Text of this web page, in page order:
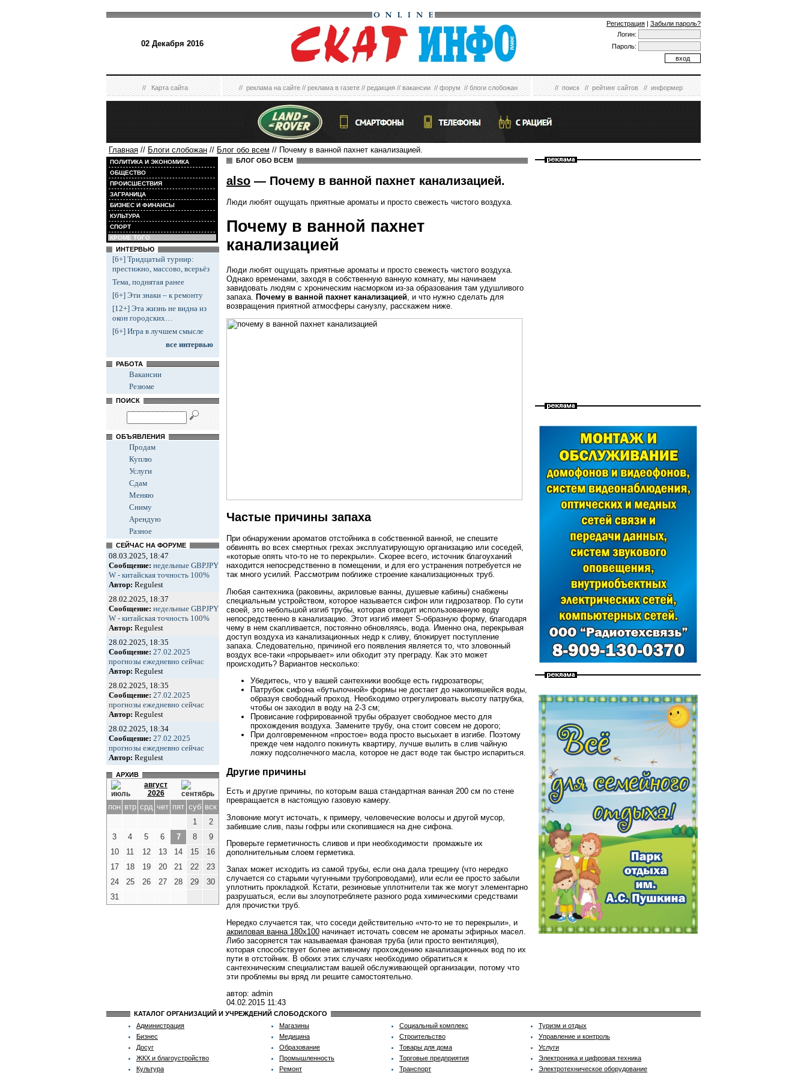
02 Декабря 2016
Регистрация | Забыли пароль?
Логин:
Пароль:
//Карта сайта //реклама на сайте//реклама в газете//редакция//вакансии//форум//блоги слобожан //поиск//рейтинг сайтов//информер
Главная // Блоги слобожан // Блог обо всем // Почему в ванной пахнет канализацией.
ПОЛИТИКА И ЭКОНОМИКА
ОБЩЕСТВО
ПРОИСШЕСТВИЯ
ЗАГРАНИЦА
БИЗНЕС И ФИНАНСЫ
КУЛЬТУРА
СПОРТ
КРОМЕ ТОГО
ИНТЕРВЬЮ
[6+] Тридцатый турнир:
престижно, массово, всерьёз
Тема, поднятая ранее
[6+] Эти знаки – к ремонту
[12+] Эта жизнь не видна из
окон городских…
[6+] Игра в лучшем смысле
все интервью
РАБОТА
Вакансии
Резюме
ПОИСК
ОБЪЯВЛЕНИЯ
Продам
Куплю
Услуги
Сдам
Меняю
Сниму
Арендую
Разное
СЕЙЧАС НА ФОРУМЕ
08.03.2025, 18:47
Сообщение: недельные GBPJPY
W - китайская точность 100%
Автор: Regulest
28.02.2025, 18:37
Сообщение: недельные GBPJPY
W - китайская точность 100%
Автор: Regulest
28.02.2025, 18:35
Сообщение: 27.02.2025
прогнозы ежедневно сейчас
Автор: Regulest
28.02.2025, 18:35
Сообщение: 27.02.2025
прогнозы ежедневно сейчас
Автор: Regulest
28.02.2025, 18:34
Сообщение: 27.02.2025
прогнозы ежедневно сейчас
Автор: Regulest
АРХИВ
август
2026
пон втр срд чет пят суб вск
1
2
3
4 5 6 7 8
9
10
11 12 13 14 15
16
17
18 19 20 21 22
23
24
25 26 27 28 29
30
31
БЛОГ ОБО ВСЕМ
also — Почему в ванной пахнет канализацией.
Люди любят ощущать приятные ароматы и просто свежесть чистого воздуха.
Почему в ванной пахнет
канализацией
Люди любят ощущать приятные ароматы и просто свежесть чистого воздуха.
Однако временами, заходя в собственную ванную комнату, мы начинаем
завидовать людям с хроническим насморком из-за образования там удушливого
запаха.
Почему в ванной пахнет канализацией , и что нужно сделать для
возвращения приятной атмосферы санузлу, расскажем ниже.
Частые причины запаха
При обнаружении ароматов отстойника в собственной ванной, не спешите
обвинять во всех смертных грехах эксплуатирующую организацию или соседей,
«которые опять что-то не то перекрыли». Скорее всего, источник благоуханий
находится непосредственно в помещении, и для его устранения потребуется не
так много усилий. Рассмотрим поближе строение канализационных труб.
Любая сантехника (раковины, акриловые ванны, душевые кабины) снабжены
специальным устройством, которое называется сифон или гидрозатвор. По сути
своей, это небольшой изгиб трубы, которая отводит использованную воду
непосредственно в канализацию. Этот изгиб имеет S-образную форму, благодаря
чему в нем скапливается, постоянно обновляясь, вода. Именно она, перекрывая
доступ воздуха из канализационных недр к сливу, блокирует поступление
запаха. Следовательно, причиной его появления является то, что зловонный
воздух все-таки «прорывает» или обходит эту преграду. Как это может
происходить? Вариантов несколько:
Убедитесь, что у вашей сантехники вообще есть гидрозатворы;
Патрубок сифона «бутылочной» формы не достает до накопившейся воды,
образуя свободный проход. Необходимо отрегулировать высоту патрубка,
чтобы он заходил в воду на 2-3 см;
Провисание гофрированной трубы образует свободное место для
прохождения воздуха. Замените трубу, она стоит совсем не дорого;
При долговременном «простое» вода просто высыхает в изгибе. Поэтому
прежде чем надолго покинуть квартиру, лучше вылить в слив чайную
ложку подсолнечного масла, которое не даст воде так быстро испариться.
Другие причины
Есть и другие причины, по которым ваша стандартная ванная 200 см по стене
превращается в настоящую газовую камеру.
Зловоние могут источать, к примеру, человеческие волосы и другой мусор,
забившие слив, пазы гофры или скопившиеся на дне сифона.
Проверьте герметичность сливов и при необходимости промажьте их
дополнительным слоем герметика.
Запах может исходить из самой трубы, если она дала трещину (что нередко
случается со старыми чугунными трубопроводами), или если ее просто забыли
уплотнить прокладкой. Кстати, резиновые уплотнители так же могут элементарно
разрушаться, если вы злоупотребляете разного рода химическими средствами
для прочистки труб.
Нередко случается так, что соседи действительно «что-то не то перекрыли», и
акриловая ванна 180х100 начинает источать совсем не ароматы эфирных масел.
Либо засоряется так называемая фановая труба (или просто вентиляция),
которая способствует более активному прохождению канализационных вод по их
пути в отстойник. В обоих этих случаях необходимо обратиться к
сантехническим специалистам вашей обслуживающей организации, потому что
эти проблемы вы вряд ли решите самостоятельно.
автор: admin
04.02.2015 11:43
КАТАЛОГ ОРГАНИЗАЦИЙ И УЧРЕЖДЕНИЙ СЛОБОДСКОГО
Администрация
Бизнес
Досуг
ЖКХ и благоустройство
Культура
Магазины
Медицина
Образование
Промышленность
Ремонт
Социальный комплекс
Строительство
Товары для дома
Торговые предприятия
Транспорт
Туризм и отдых
Управление и контроль
Услуги
Электроника и цифровая техника
Электротехническое оборудование